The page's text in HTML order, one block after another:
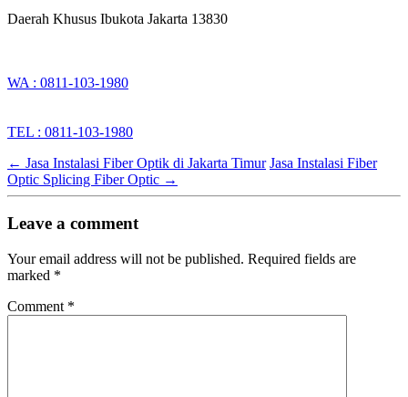
Daerah Khusus Ibukota Jakarta 13830
WA : 0811-103-1980
TEL : 0811-103-1980
← Jasa Instalasi Fiber Optik di Jakarta Timur Jasa Instalasi Fiber
Optic Splicing Fiber Optic →
Leave a comment
Your email address will not be published. Required fields are
marked *
Comment *